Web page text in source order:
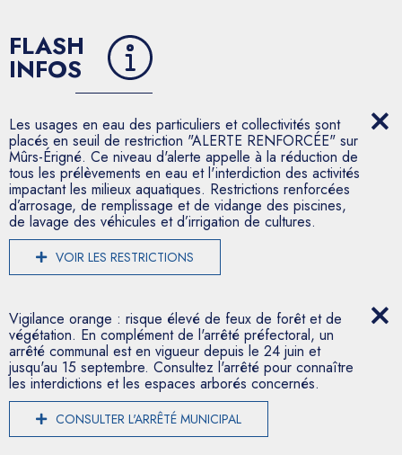
FLASH
INFOS
Les usages en eau des particuliers et collectivités sont
placés en seuil de restriction "ALERTE RENFORCÉE" sur
Mûrs-Érigné. Ce niveau d'alerte appelle à la réduction de
tous les prélèvements en eau et l'interdiction des activités
impactant les milieux aquatiques. Restrictions renforcées
d’arrosage, de remplissage et de vidange des piscines,
de lavage des véhicules et d’irrigation de cultures.
VOIR LES RESTRICTIONS
Vigilance orange : risque élevé de feux de forêt et de
végétation. En complément de l'arrêté préfectoral, un
arrêté communal est en vigueur depuis le 24 juin et
jusqu'au 15 septembre. Consultez l'arrêté pour connaître
les interdictions et les espaces arborés concernés.
CONSULTER L'ARRÊTÉ MUNICIPAL